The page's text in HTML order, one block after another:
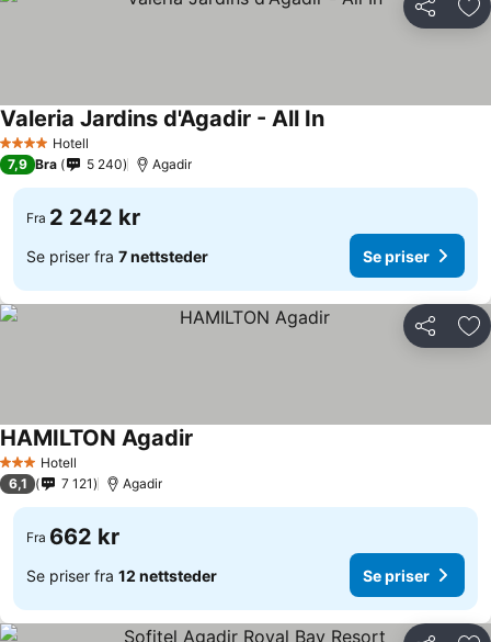
Del
4 StjernerHotell
Valeria Jardins d'Agadir - All In
7,9 Bra 5 240 Agadir
Fra 2 242 kr
Se priser fra 7 nettsteder Se priser
Del
3 StjernerHotell
HAMILTON Agadir
6,1 7 121 Agadir
Fra 662 kr
Se priser fra 12 nettsteder Se priser